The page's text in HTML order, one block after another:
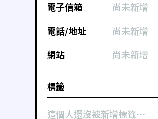
電子信箱
尚未新增
電話/地址
尚未新增
網站
尚未新增
標籤
這個人還沒被新增標籤⋯